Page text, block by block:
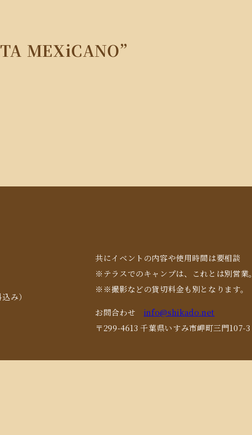
MEXiCANO”
み）
共にイベントの内容や使用時間は要相談
※テラスでのキャンプは、これとは別営業。
※※撮影などの貸切料金も別となります。
お問合わせ info@shikado.net
〒299-4613 千葉県いすみ市岬町三門107-3